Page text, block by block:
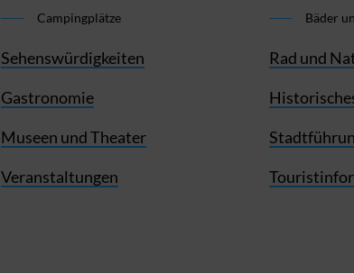
Campingplätze
Sehenswürdigkeiten
Gastronomie
Museen und Theater
Veranstaltungen
Bäder
Rad und